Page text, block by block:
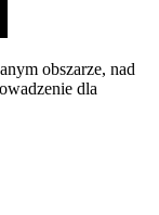
obszarze, nad
dla